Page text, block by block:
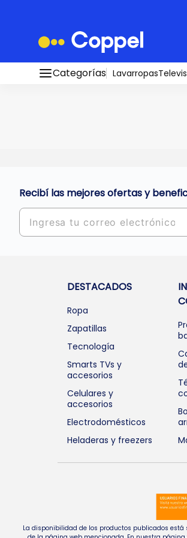
Promociones Bancarias
Conocé todos nuestros medios de
Categorías Lavarropas
Recibí las mejores ofertas y
DESTACADOS
Ropa
Zapatillas
Tecnología
Smarts TVs y
accesorios
Celulares y
accesorios
Electrodomésticos
Heladeras y freezers
La disponibilidad de los productos publicados